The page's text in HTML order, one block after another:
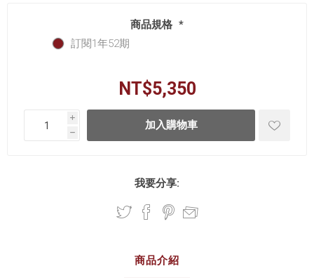
商品規格 *
訂閱1年52期
NT$5,350
i
h
我要分享:
商品介紹